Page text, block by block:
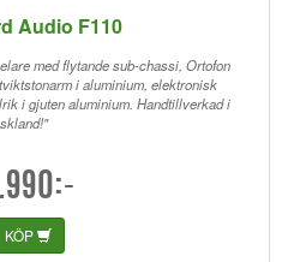
Audio F110
med flytande sub-chassi, Ortofon
i aluminium, elektronisk
i gjuten aluminium. Handtillverkad i
KÖP